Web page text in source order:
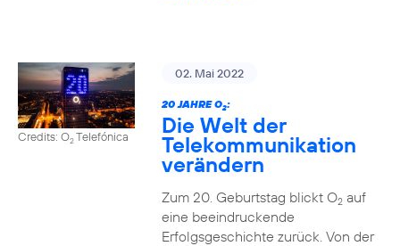
Credits: O2Telefónica
02. Mai 2022
20 JAHRE O2:
Die Welt der
Telekommunikation
verändern
Zum 20. Geburtstag blickt O2auf
eine beeindruckende
Erfolgsgeschichte zurück. Von der